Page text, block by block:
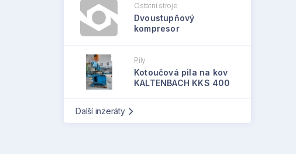
Ostatní stroje
Dvoustupňový
kompresor
Pily
Kotoučová pila na kov
KALTENBACH KKS 400
Další inzeráty